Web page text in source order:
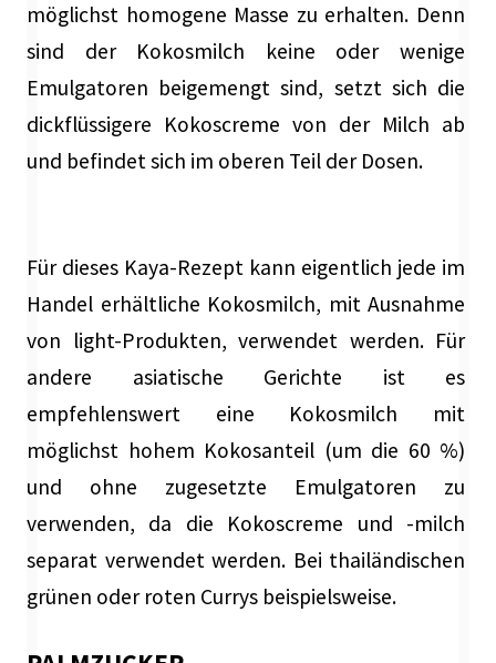
möglichst homogene Masse zu erhalten. Denn
sind der Kokosmilch keine oder wenige
Emulgatoren beigemengt sind, setzt sich die
dickflüssigere Kokoscreme von der Milch ab
und befindet sich im oberen Teil der Dosen.
Für dieses Kaya-Rezept kann eigentlich jede im
Handel erhältliche Kokosmilch, mit Ausnahme
von light-Produkten, verwendet werden. Für
andere asiatische Gerichte ist es
empfehlenswert eine Kokosmilch mit
möglichst hohem Kokosanteil (um die 60 %)
und ohne zugesetzte Emulgatoren zu
verwenden, da die Kokoscreme und -milch
separat verwendet werden. Bei thailändischen
grünen oder roten Currys beispielsweise.